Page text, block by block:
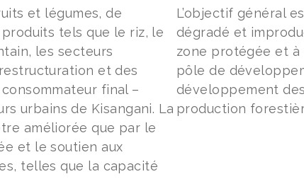
et légumes, de
produits tels que le riz, le
les secteurs
et des
final –
urbains de Kisangani. La
améliorée que par le
et le soutien aux
telles que la capacité
L’objectif général
dégradé et
zone protégée et à
pôle de
développement
production